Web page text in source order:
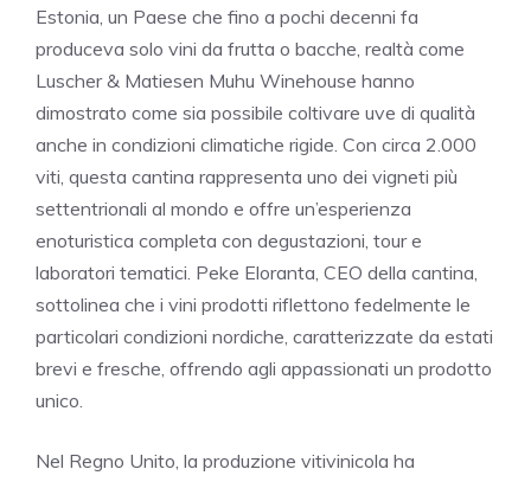
Estonia, un Paese che fino a pochi decenni fa
produceva solo vini da frutta o bacche, realtà come
Luscher & Matiesen Muhu Winehouse hanno
dimostrato come sia possibile coltivare uve di qualità
anche in condizioni climatiche rigide. Con circa 2.000
viti, questa cantina rappresenta uno dei vigneti più
settentrionali al mondo e offre un’esperienza
enoturistica completa con degustazioni, tour e
laboratori tematici. Peke Eloranta, CEO della cantina,
sottolinea che i vini prodotti riflettono fedelmente le
particolari condizioni nordiche, caratterizzate da estati
brevi e fresche, offrendo agli appassionati un prodotto
unico.
Nel Regno Unito, la produzione vitivinicola ha